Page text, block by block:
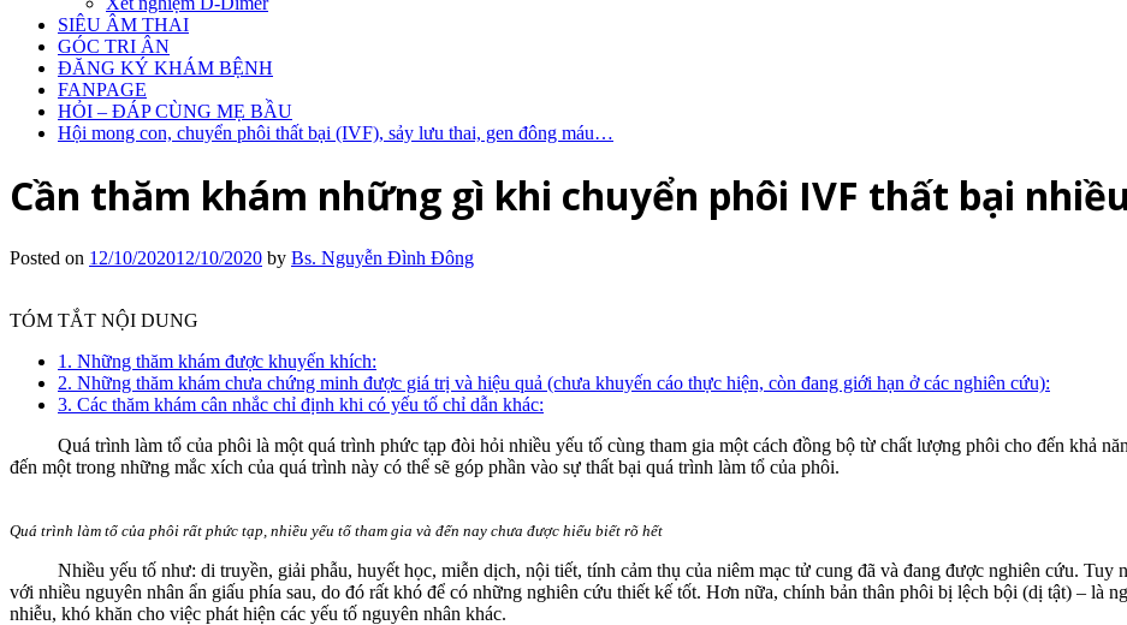
SIÊU ÂM THAI
GÓC TRI ÂN
ĐĂNG KÝ KHÁM BỆNH
FANPAGE
HỎI – ĐÁP CÙNG MẸ BẦU
Hội mong con, chuyển phôi thất bại (IVF), sảy lưu thai, gen đông máu…
Cần thăm khám những gì khi chuyển phôi IVF thất bại
Posted on 12/10/202012/10/2020 by Bs. Nguyễn Đình Đông
TÓM TẮT NỘI DUNG
1. Những thăm khám được khuyến khích:
2. Những thăm khám chưa chứng minh được giá trị và hiệu quả (chưa khuyến cáo thực hiện, còn đang giới hạn ở các nghiên cứu):
3. Các thăm khám cân nhắc chỉ định khi có yếu tố chỉ dẫn khác:
Quá trình làm tổ của phôi là một quá trình phức tạp đòi hỏi nhiều yếu tố cùng tham gia một cách đồng bộ từ chất lượng phôi cho đến khả
đến một trong những mắc xích của quá trình này có thể sẽ góp phần vào sự thất bại quá trình làm tổ của phôi.
Quá trình làm tổ của phôi rất phức tạp, nhiều yếu tố tham gia và đến nay chưa được hiểu biết rõ hết
Nhiều yếu tố như: di truyền, giải phẫu, huyết học, miễn dịch, nội tiết, tính cảm thụ của niêm mạc tử cung đã và đang được nghiên cứu. Tuy
với nhiều nguyên nhân ẩn giấu phía sau, do đó rất khó để có những nghiên cứu thiết kế tốt. Hơn nữa, chính bản thân phôi bị lệch bội (dị tật) – là
nhiễu, khó khăn cho việc phát hiện các yếu tố nguyên nhân khác.